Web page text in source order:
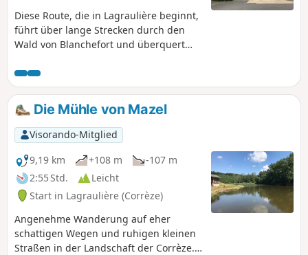
Diese Route, die in Lagraulière beginnt,
führt über lange Strecken durch den
Wald von Blanchefort und überquert
Die Mühle von Mazel
Visorando-Mitglied
9,19 km
+108 m
-107 m
2:55 Std.
Leicht
Start in Lagraulière (Corrèze)
Angenehme Wanderung auf eher
schattigen Wegen und ruhigen kleinen
Straßen in der Landschaft der Corrèze.